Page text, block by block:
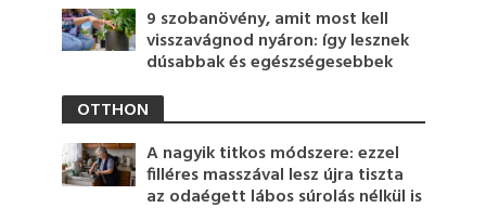
9 szobanövény, amit most kell
visszavágnod nyáron: így lesznek
dúsabbak és egészségesebbek
OTTHON
A nagyik titkos módszere: ezzel
filléres masszával lesz újra tiszta
az odaégett lábos súrolás nélkül is